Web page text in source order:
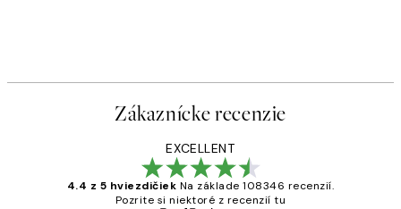
Zákaznícke recenzie
EXCELLENT
4.4 z 5 hviezdičiek Na základe 108346 recenzií.
Pozrite si niektoré z recenzií tu